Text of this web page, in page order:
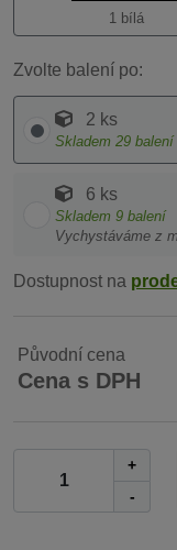
1 bílá
Zvolte balení po:
2 ks
Skladem 29 balení
6 ks
Skladem 9 balení
Vychystáváme z
Dostupnost na
Původní cena
Cena s DPH
+
-